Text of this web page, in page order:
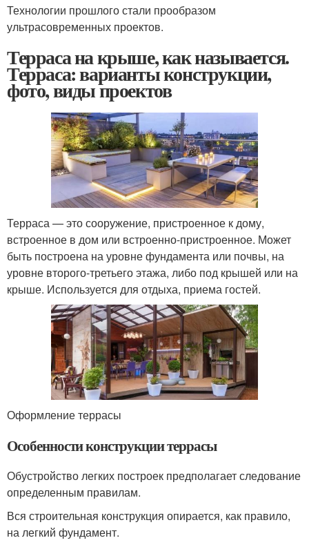
Технологии прошлого стали прообразом
ультрасовременных проектов.
Терраса на крыше, как называется.
Терраса: варианты конструкции,
фото, виды проектов
Терраса — это сооружение, пристроенное к дому,
встроенное в дом или встроенно-пристроенное. Может
быть построена на уровне фундамента или почвы, на
уровне второго-третьего этажа, либо под крышей или на
крыше. Используется для отдыха, приема гостей.
Оформление террасы
Особенности конструкции террасы
Обустройство легких построек предполагает следование
определенным правилам.
Вся строительная конструкция опирается, как правило,
на легкий фундамент.